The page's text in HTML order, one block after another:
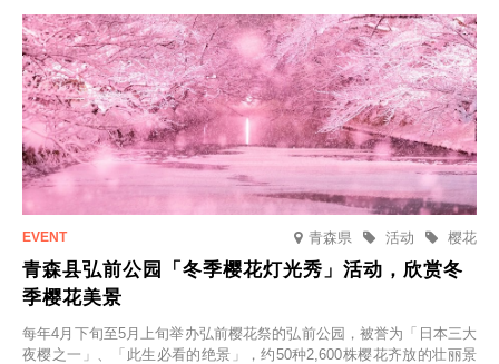
青森県 樱花
活动
青森县弘前公园「冬季樱花灯光秀」活动，欣赏冬
季樱花美景
每年4月下旬至5月上旬举办弘前樱花祭的弘前公园，被誉为「日本三大
夜樱之一」、「此生必看的绝景」，约50种2,600株樱花齐放的壮丽景